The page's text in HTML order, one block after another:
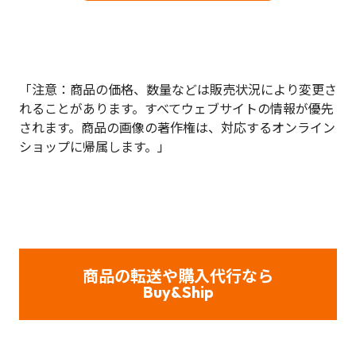
「注意：商品の価格、数量などは販売状況により変更さ
れることがあります。すべてウェブサイトの情報が優先
されます。商品の画像の著作権は、対応するオンライン
ショップに帰属します。」
商品の転送や購入代行なら
Buy&Ship